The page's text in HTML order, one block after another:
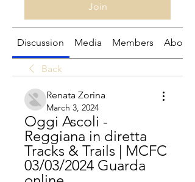
Join
Discussion Media Members About
Back
Renata Zorina
March 3, 2024
Oggi Ascoli -
Reggiana in diretta
Tracks & Trails | MCFC
03/03/2024 Guarda